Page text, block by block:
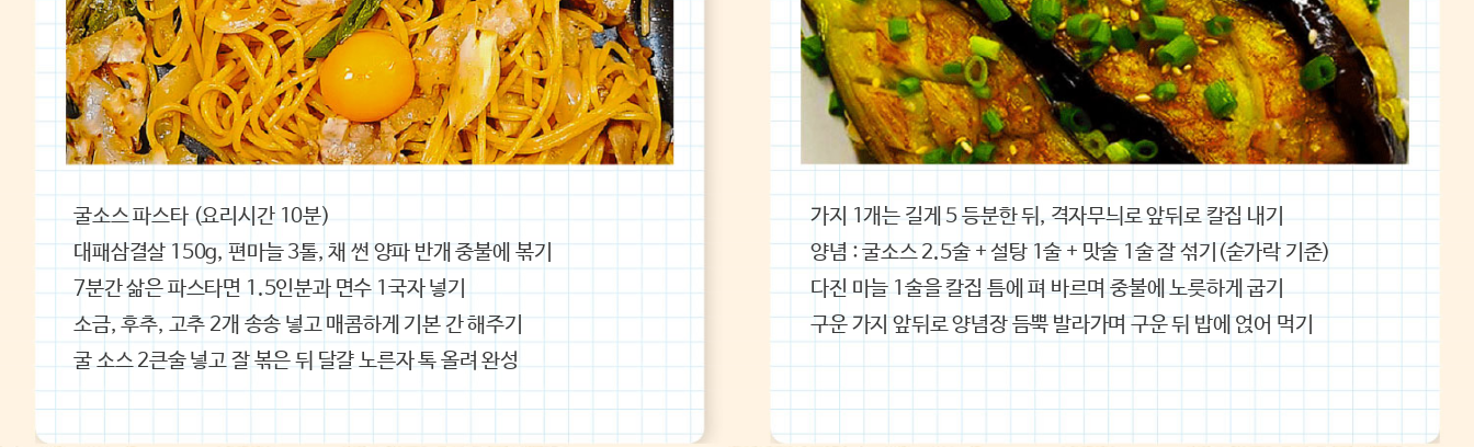
굴소스 파스타 (요리시간 10분)
대패삼결살 150g, 편마늘 3톨, 채 썬 양파 반개 중불에 볶기
‌7분간 삶은 파스타면 1.5인분과 면수 1국자 넣기
소금, 후추, 고추 2개 송송 넣고 매콤하게 기본 간 해주기
‌굴 소스 2큰술 넣고 잘 볶은 뒤 달걀 노른자 톡 올려 완성
가지 1개는 길게 5 등분한 뒤, 격자무늬로 앞뒤로 칼집 내기
‌양념 : 굴소스 2.5술 + 설탕 1술 + 맛술 1술 잘 섞기(숟가락 기준)
다진 마늘 1술을 칼집 틈에 펴 바르며 중불에 노릇하게 굽기
‌구운 가지 앞뒤로 양념장 듬뿍 발라가며 구운 뒤 밥에 얹어 먹기